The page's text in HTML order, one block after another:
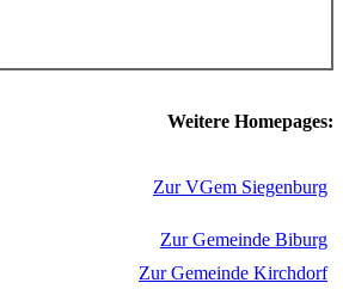
Weitere Homepages:
Zur VGem Siegenburg
Zur Gemeinde Biburg
Zur Gemeinde Kirchdorf